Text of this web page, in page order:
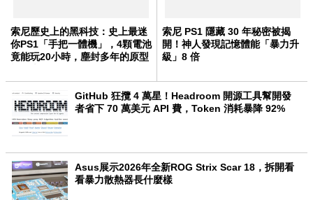
索尼歷史上的黑科技：史上最迷
你PS1「手把一體機」，4顆電池
竟能玩20小時，塵封多年的原型
索尼 PS1 隱藏 30 年秘密被揭
開！神人發現記憶體能「暴力升
級」8 倍
GitHub 狂攬 4 萬星！Headroom 開源工具幫開發
者省下 70 萬美元 API 費，Token 消耗暴降 92%
Asus展示2026年全新ROG Strix Scar 18，拆開看
看暴力散熱器長什麼樣